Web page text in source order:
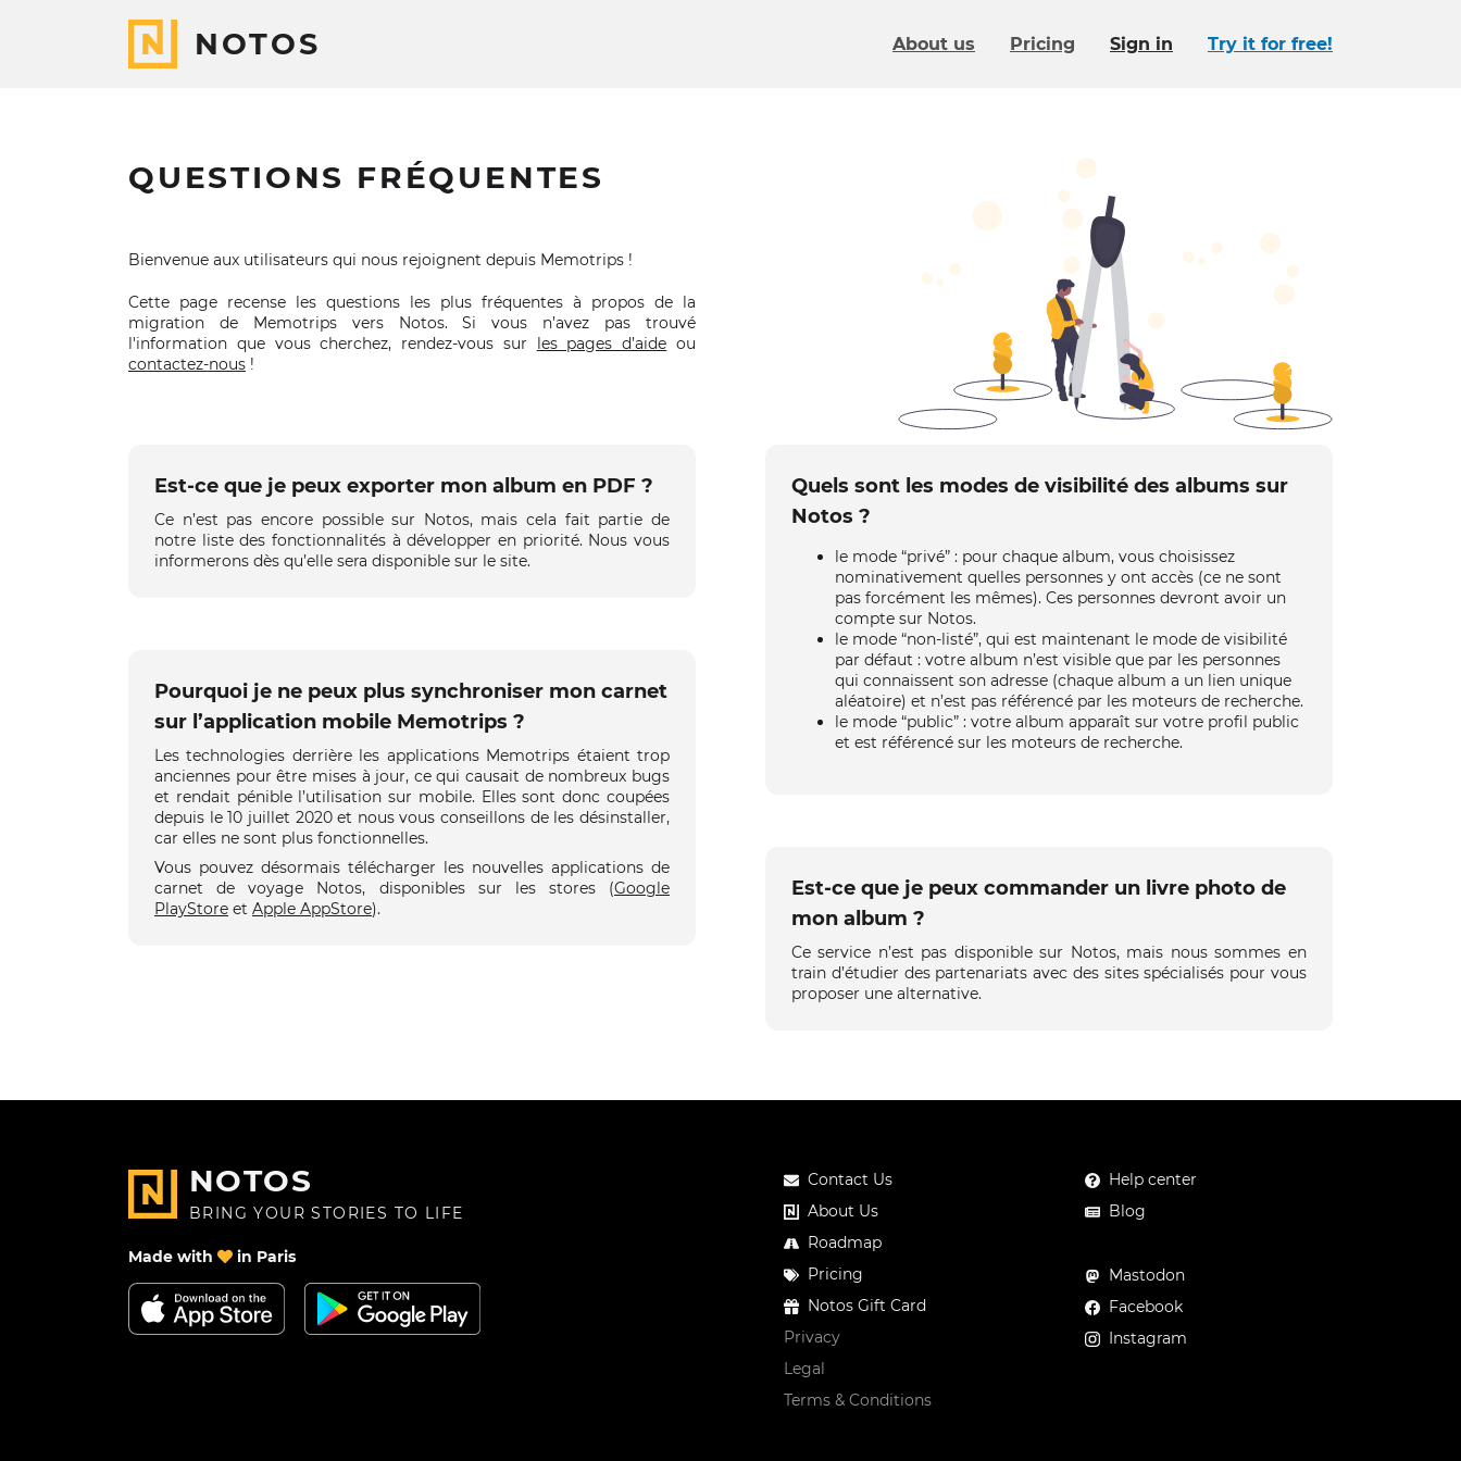
NOTOS About us Pricing Sign in Try it for free!
QUESTIONS FRÉQUENTES
Bienvenue aux utilisateurs qui nous rejoignent depuis Memotrips !
Cette page recense les questions les plus fréquentes à propos de la
migration de Memotrips vers Notos. Si vous n’avez pas trouvé
l'information que vous cherchez, rendez-vous sur les pages d’aide ou
contactez-nous !
Est-ce que je peux exporter mon album en PDF ?
Ce n’est pas encore possible sur Notos, mais cela fait partie de
notre liste des fonctionnalités à développer en priorité. Nous vous
informerons dès qu’elle sera disponible sur le site.
Pourquoi je ne peux plus synchroniser mon carnet
sur l’application mobile Memotrips ?
Les technologies derrière les applications Memotrips étaient trop
anciennes pour être mises à jour, ce qui causait de nombreux bugs
et rendait pénible l’utilisation sur mobile. Elles sont donc coupées
depuis le 10 juillet 2020 et nous vous conseillons de les désinstaller,
car elles ne sont plus fonctionnelles.
Vous pouvez désormais télécharger les nouvelles applications de
carnet de voyage Notos, disponibles sur les stores (Google
PlayStore et Apple AppStore).
Quels sont les modes de visibilité des albums sur
Notos ?
le mode “privé” : pour chaque album, vous choisissez
nominativement quelles personnes y ont accès (ce ne sont
pas forcément les mêmes). Ces personnes devront avoir un
compte sur Notos.
le mode “non-listé”, qui est maintenant le mode de visibilité
par défaut : votre album n’est visible que par les personnes
qui connaissent son adresse (chaque album a un lien unique
aléatoire) et n’est pas référencé par les moteurs de recherche.
le mode “public” : votre album apparaît sur votre profil public
et est référencé sur les moteurs de recherche.
Est-ce que je peux commander un livre photo de
mon album ?
Ce service n’est pas disponible sur Notos, mais nous sommes en
train d’étudier des partenariats avec des sites spécialisés pour vous
proposer une alternative.
NOTOS
BRING YOUR STORIES TO LIFE
Made with in Paris
Contact Us
About Us
Roadmap
Pricing
Notos Gift Card
Privacy
Legal
Terms & Conditions
Help center
Blog
Mastodon
Facebook
Instagram